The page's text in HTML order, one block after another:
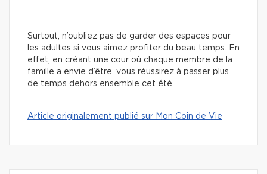
Surtout, n’oubliez pas de garder des espaces pour
les adultes si vous aimez profiter du beau temps. En
effet, en créant une cour où chaque membre de la
famille a envie d’être, vous réussirez à passer plus
de temps dehors ensemble cet été.
Article originalement publié sur Mon Coin de Vie